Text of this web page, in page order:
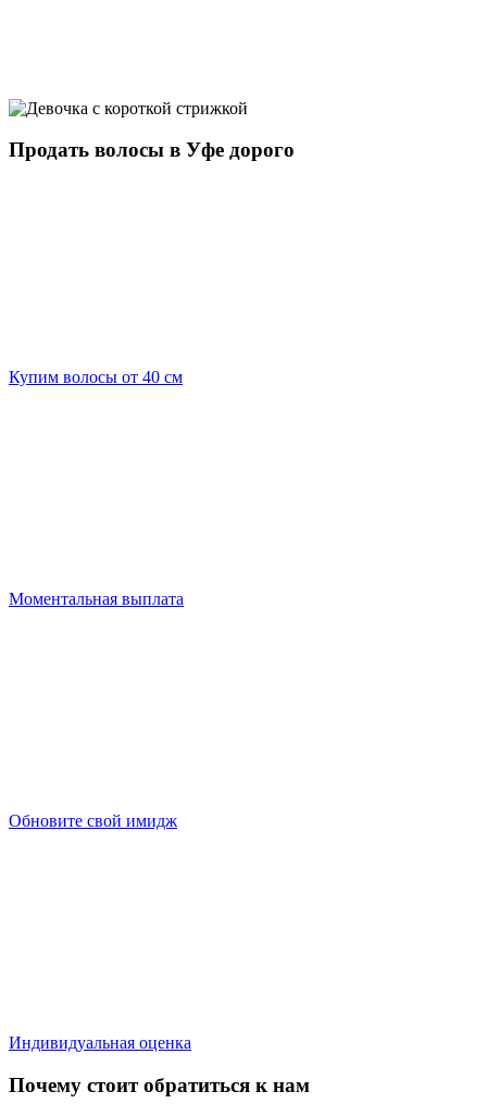
Продать волосы в Уфе дорого
Купим волосы от 40 см
Моментальная выплата
Обновите свой имидж
Индивидуальная оценка
Почему стоит обратиться к нам